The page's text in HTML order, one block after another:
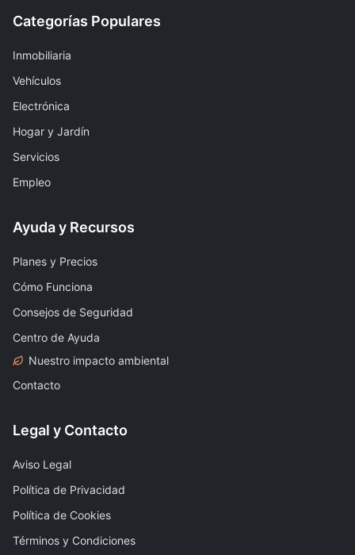
Categorías Populares
Inmobiliaria
Vehículos
Electrónica
Hogar y Jardín
Servicios
Empleo
Ayuda y Recursos
Planes y Precios
Cómo Funciona
Consejos de Seguridad
Centro de Ayuda
Nuestro impacto ambiental
Contacto
Legal y Contacto
Aviso Legal
Política de Privacidad
Política de Cookies
Términos y Condiciones